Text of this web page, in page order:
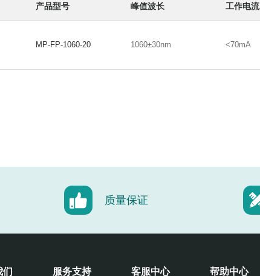
产品型号 峰值波长 工作电流
MP-FP-1060-20 1060±30nm <70mA
MP-FP-1060-20 1060±30nm <70mA
质量保证
们 服务支持 客服中心 帮助中心